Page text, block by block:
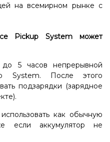
на всемирном рынке с
Pickup System может
до 5 часов непрерывной
System. После этого
подзарядки (зарядное
как обычную
если аккумулятор не